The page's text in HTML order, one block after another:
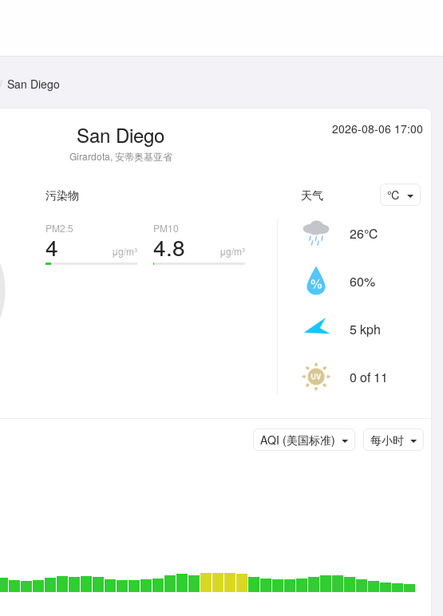
San Diego
San Diego
Girardota, 安蒂奥基亚省
2026-08-06 17:00
污染物
PM2.5
μg/m³
4
PM10
μg/m³
4.8
天气 ℃
26℃
60%
5 kph
0 of 11
每小时
AQI (美国标准)